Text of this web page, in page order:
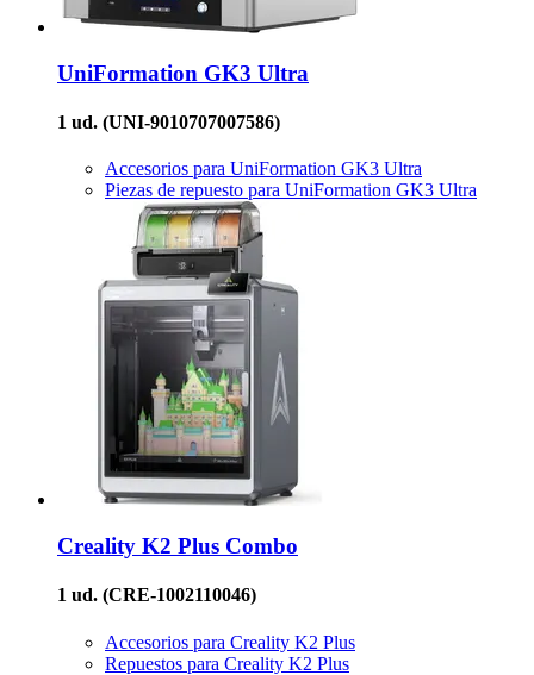
UniFormation GK3 Ultra
1 ud. (UNI-9010707007586)
Accesorios para UniFormation GK3 Ultra
Piezas de repuesto para UniFormation GK3 Ultra
Creality K2 Plus Combo
1 ud. (CRE-1002110046)
Accesorios para Creality K2 Plus
Repuestos para Creality K2 Plus